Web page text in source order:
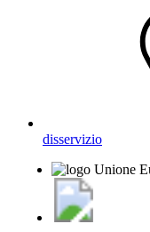
disservizio